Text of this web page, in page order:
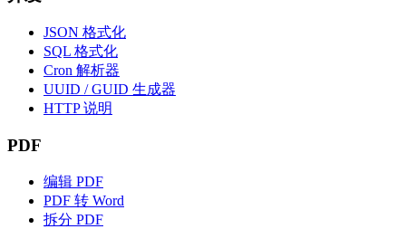
JSON 格式化
SQL 格式化
Cron 解析器
UUID / GUID 生成器
HTTP 说明
PDF
编辑 PDF
PDF 转 Word
拆分 PDF